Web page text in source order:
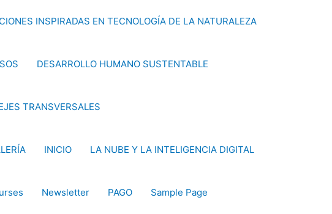
INSPIRADAS EN TECNOLOGÍA DE LA NATURALEZA
DESARROLLO HUMANO SUSTENTABLE
TRANSVERSALES
INICIO LA NUBE Y LA INTELIGENCIA DIGITAL
Newsletter PAGO Sample Page